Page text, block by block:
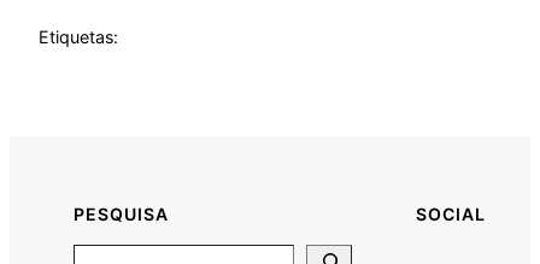
Etiquetas:
PESQUISA SOCIAL